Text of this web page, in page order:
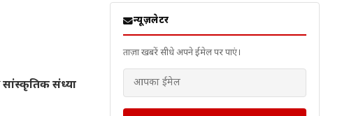
सांस्कृतिक संध्या
न्यूज़लेटर
ताज़ा खबरें सीधे अपने ईमेल पर पाएं।